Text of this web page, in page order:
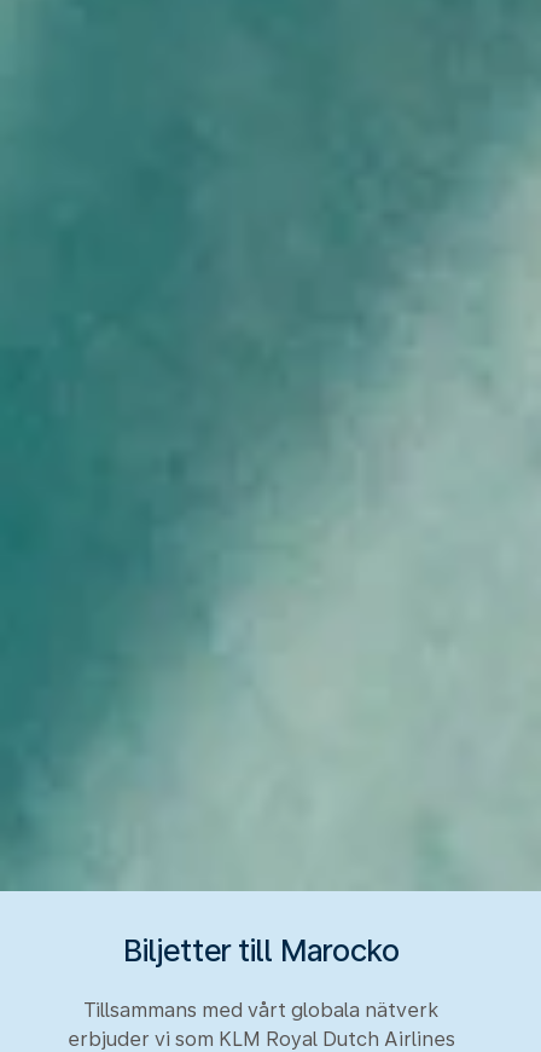
Biljetter till Marocko
Tillsammans med vårt globala nätverk
erbjuder vi som KLM Royal Dutch Airlines